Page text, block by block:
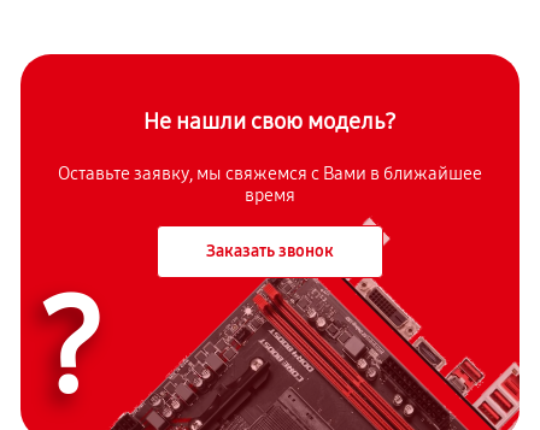
Не нашли свою модель?
Оставьте заявку, мы свяжемся с Вами в ближайшее
время
Заказать звонок
?